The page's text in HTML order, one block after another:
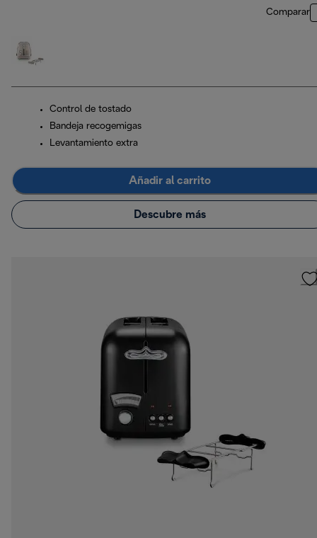
Comparar
Control de tostado
Bandeja recogemigas
Levantamiento extra
Añadir al carrito
Descubre más